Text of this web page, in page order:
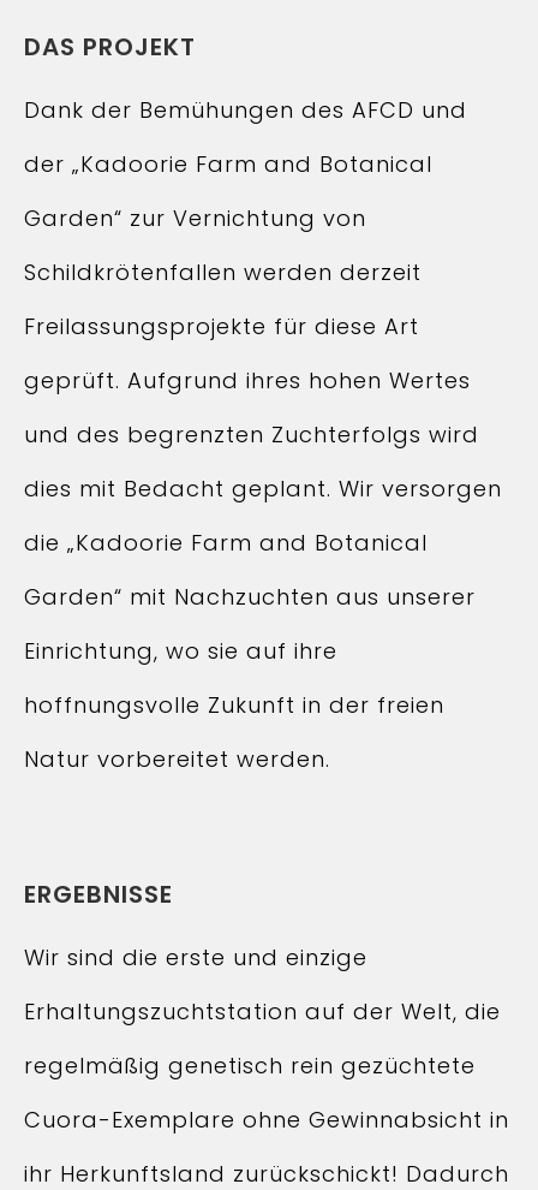
DAS PROJEKT
Dank der Bemühungen des AFCD und
der „Kadoorie Farm and Botanical
Garden“ zur Vernichtung von
Schildkrötenfallen werden derzeit
Freilassungsprojekte für diese Art
geprüft. Aufgrund ihres hohen Wertes
und des begrenzten Zuchterfolgs wird
dies mit Bedacht geplant. Wir versorgen
die „Kadoorie Farm and Botanical
Garden“ mit Nachzuchten aus unserer
Einrichtung, wo sie auf ihre
hoffnungsvolle Zukunft in der freien
Natur vorbereitet werden.
ERGEBNISSE
Wir sind die erste und einzige
Erhaltungszuchtstation auf der Welt, die
regelmäßig genetisch rein gezüchtete
Cuora-Exemplare ohne Gewinnabsicht in
ihr Herkunftsland zurückschickt! Dadurch